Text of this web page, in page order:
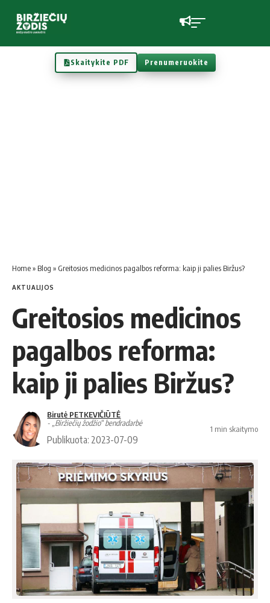
Skaitykite PDF Prenumeruokite
Home» Blog » Greitosios medicinos pagalbos reforma: kaip ji palies Biržus?
AKTUALIJOS
Greitosios medicinos
pagalbos reforma:
kaip ji palies Biržus?
Birutė PETKEVIČIŪTĖ
- „Biržiečių žodžio“ bendradarbė
Publikuota: 2023-07-09
1 min skaitymo